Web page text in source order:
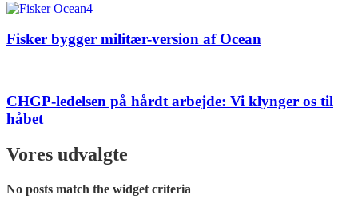
4
Fisker bygger militær-version af Ocean
CHGP-ledelsen på hårdt arbejde: Vi klynger os til
håbet
Vores udvalgte
No posts match the widget criteria